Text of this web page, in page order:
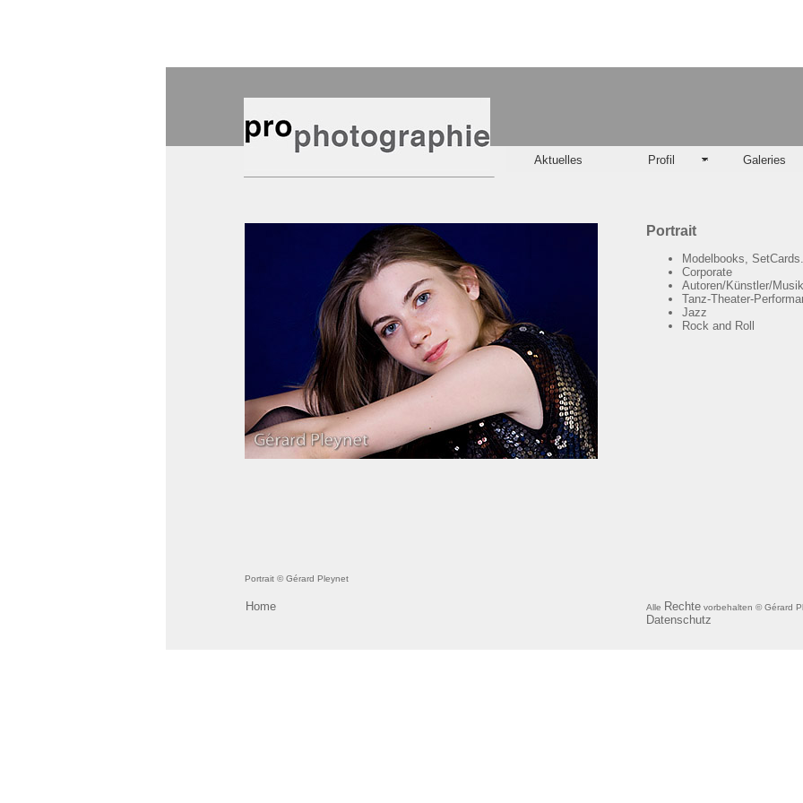
Portrait
Modelbooks,
Corporate
Autoren/Künstler/
Tanz-Theater-
Jazz
Rock and Roll
Aktuelles Profil Galeries
Portrait © Gérard Pleynet
Home Alle Rechte vorbehalten © Gérard
Datenschutz